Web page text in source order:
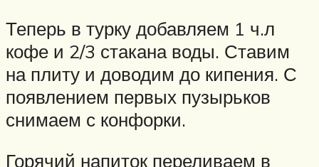
Теперь в турку добавляем 1 ч.л
кофе и 2/3 стакана воды. Ставим
на плиту и доводим до кипения. С
появлением первых пузырьков
снимаем с конфорки.
Горячий напиток переливаем в